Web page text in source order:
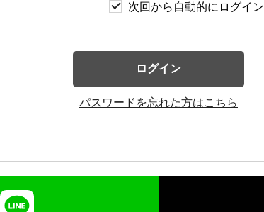
次回から自動的にログイン
ログイン
パスワードを忘れた方はこちら